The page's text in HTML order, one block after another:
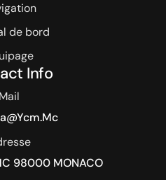
de bord
Info
Mail
98000 MONACO